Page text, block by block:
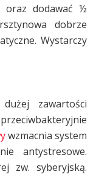
oraz dodawać ½
dobrze
Wystarczy
zawartości
wzmacnia system
antystresowe.
zw. syberyjską.